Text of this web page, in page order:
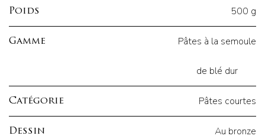
Poids 500 g
Gamme Pâtes à la semoule
de blé dur
Catégorie Pâtes courtes
Dessin Au bronze